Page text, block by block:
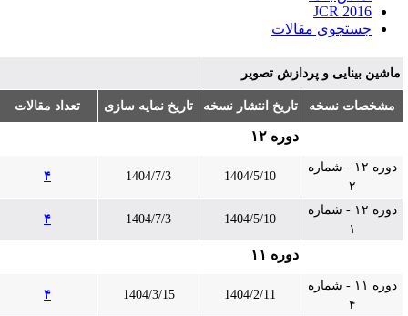
JCR 2016
جستجوی مقالات
بینایی و پردازش تصویر
مشخصات نسخه تاریخ انتشار نسخه تاریخ نمایه سازی تعداد مقالات
دوره ۱۲
دوره ۱۲ - شماره
1404/5/10
1404/7/3
دوره ۱۲ - شماره
1404/5/10
1404/7/3
دوره ۱۱
دوره ۱۱ - شماره
1404/2/11
1404/3/15